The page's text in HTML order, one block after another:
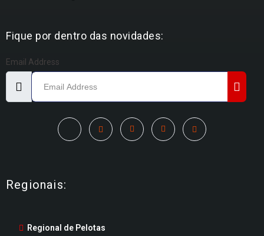
Fique por dentro das novidades:
Email Address
Regionais:
Regional de Pelotas